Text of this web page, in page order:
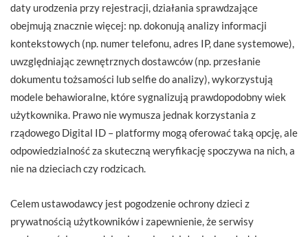
daty urodzenia przy rejestracji, działania sprawdzające
obejmują znacznie więcej: np. dokonują analizy informacji
kontekstowych (np. numer telefonu, adres IP, dane systemowe),
uwzględniając zewnętrznych dostawców (np. przesłanie
dokumentu tożsamości lub selfie do analizy), wykorzystują
modele behawioralne, które sygnalizują prawdopodobny wiek
użytkownika. Prawo nie wymusza jednak korzystania z
rządowego Digital ID – platformy mogą oferować taką opcję, ale
odpowiedzialność za skuteczną weryfikację spoczywa na nich, a
nie na dzieciach czy rodzicach.
Celem ustawodawcy jest pogodzenie ochrony dzieci z
prywatnością użytkowników i zapewnienie, że serwisy